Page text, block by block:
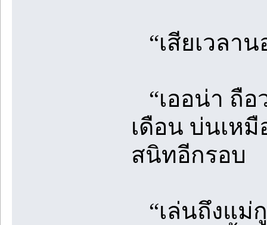
“เสียเวลา
“เออน่า ถือ
เดือน บ่นเห
สนิทอีกรอบ
“เล่นถึงแม่